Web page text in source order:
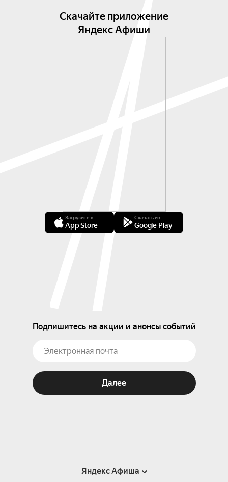
Скачайте приложение
Яндекс Афиши
Загрузите в
App Store
Скачать из
Google Play
Подпишитесь на акции и анонсы событий
Далее
Яндекс Афиша